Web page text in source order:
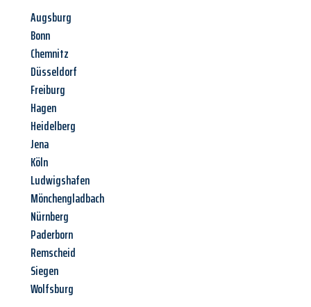
Augsburg
Bonn
Chemnitz
Düsseldorf
Freiburg
Hagen
Heidelberg
Jena
Köln
Ludwigshafen
Mönchengladbach
Nürnberg
Paderborn
Remscheid
Siegen
Wolfsburg